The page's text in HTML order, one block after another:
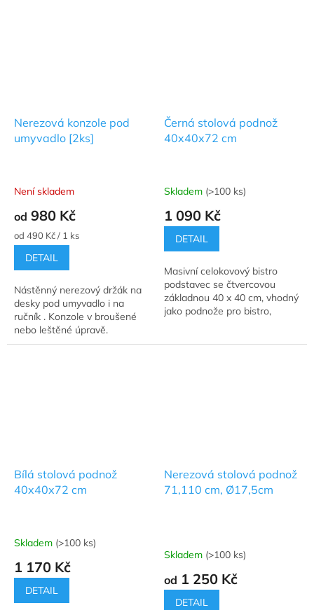
Nerezová konzole pod
umyvadlo [2ks]
Průměrné
produktu
je
4,8
5
hvězdiček.
Není skladem
od 980 Kč
Měrná
cena:
od 490 Kč / 1 ks
DETAIL
Nástěnný nerezový držák na
desky pod umyvadlo i na
ručník . Konzole v broušené
nebo leštěné úpravě.
Černá stolová podnož
40x40x72 cm
Průměrné
produktu
4,8
5
hvězdiček.
Skladem (>100 ks)
1 090 Kč
DETAIL
Masivní celokovový bistro
podstavec se čtvercovou
základnou 40 x 40 cm, vhodný
jako podnože pro bistro,
Bílá stolová podnož
40x40x72 cm
Průměrné
produktu
5,0
Skladem (>100 ks)
1 170 Kč
DETAIL
Nerezová stolová podnož
71,110 cm, Ø17,5cm
Skladem (>100 ks)
od 1 250 Kč
DETAIL